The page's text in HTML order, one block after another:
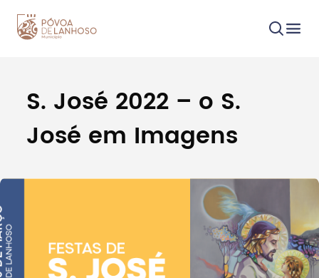
Procurar
S. José 2022 – o S.
José em Imagens